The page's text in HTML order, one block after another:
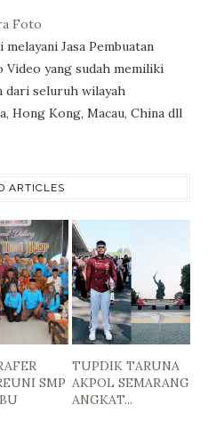
Foto
melayani Jasa Pembuatan
Video yang sudah memiliki
dari seluruh wilayah
Hong Kong, Macau, China dll
ARTICLES
SMP
TUPDIK TARUNA
AKPOL SEMARANG
ANGKAT...